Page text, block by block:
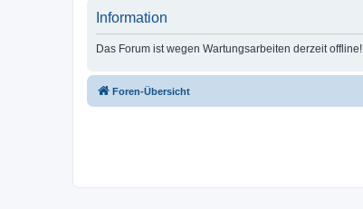
Information
Das Forum ist wegen Wartungsarbeiten derzeit offline!
Foren-Übersicht